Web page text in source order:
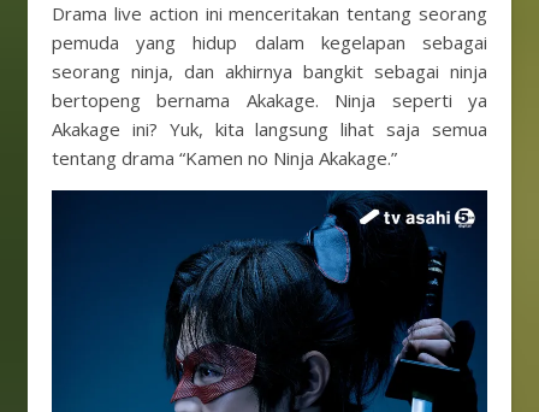
Drama live action ini menceritakan tentang seorang
pemuda yang hidup dalam kegelapan sebagai
seorang ninja, dan akhirnya bangkit sebagai ninja
bertopeng bernama Akakage. Ninja seperti ya
Akakage ini? Yuk, kita langsung lihat saja semua
tentang drama “Kamen no Ninja Akakage.”